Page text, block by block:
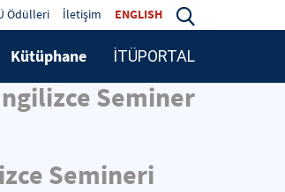
Ödülleri İletişim ENGLISH
Kütüphane İTÜPORTAL
Seminer
Semineri